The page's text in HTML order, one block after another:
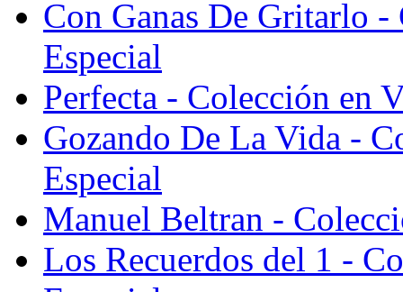
Con Ganas De Gritarlo
Especial
Perfecta - Colección en
Gozando De La Vida -
Especial
Manuel Beltran -
Los Recuerdos del 1 -